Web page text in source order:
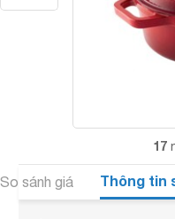
17
So sánh giá Thông tin